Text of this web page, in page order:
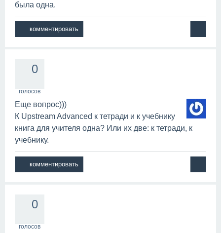
была одна.
0
голосов
Еще вопрос)))
К Upstream Advanced к тетради и к учебнику
книга для учителя одна? Или их две: к тетради, к
учебнику.
0
голосов